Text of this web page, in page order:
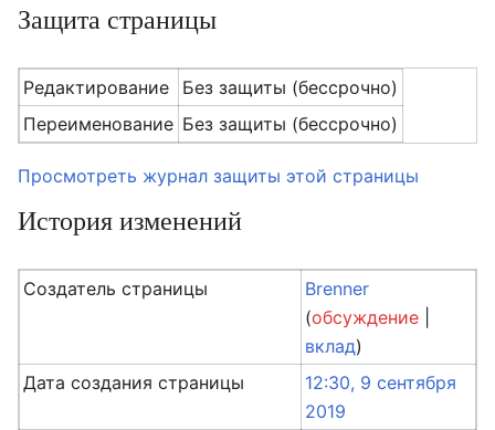
Защита страницы
Редактирование
Без защиты (бессрочно)
Переименование Без защиты (бессрочно)
Просмотреть журнал защиты этой страницы
История изменений
Создатель страницы
Brenner
(обсуждение
вклад)
Дата создания страницы
12:30, 9 сентября
2019